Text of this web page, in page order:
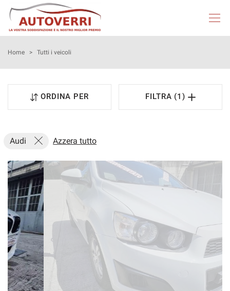
HOME
NEOPATENTATI
ACQUISTIAMO USATO
ASSISTENZA
DICONO DI NOI
CONTATTI
AREA COMMERCIANTI
Home > Tutti i veicoli
ORDINA PER FILTRA (1)
Audi Azzera tutto